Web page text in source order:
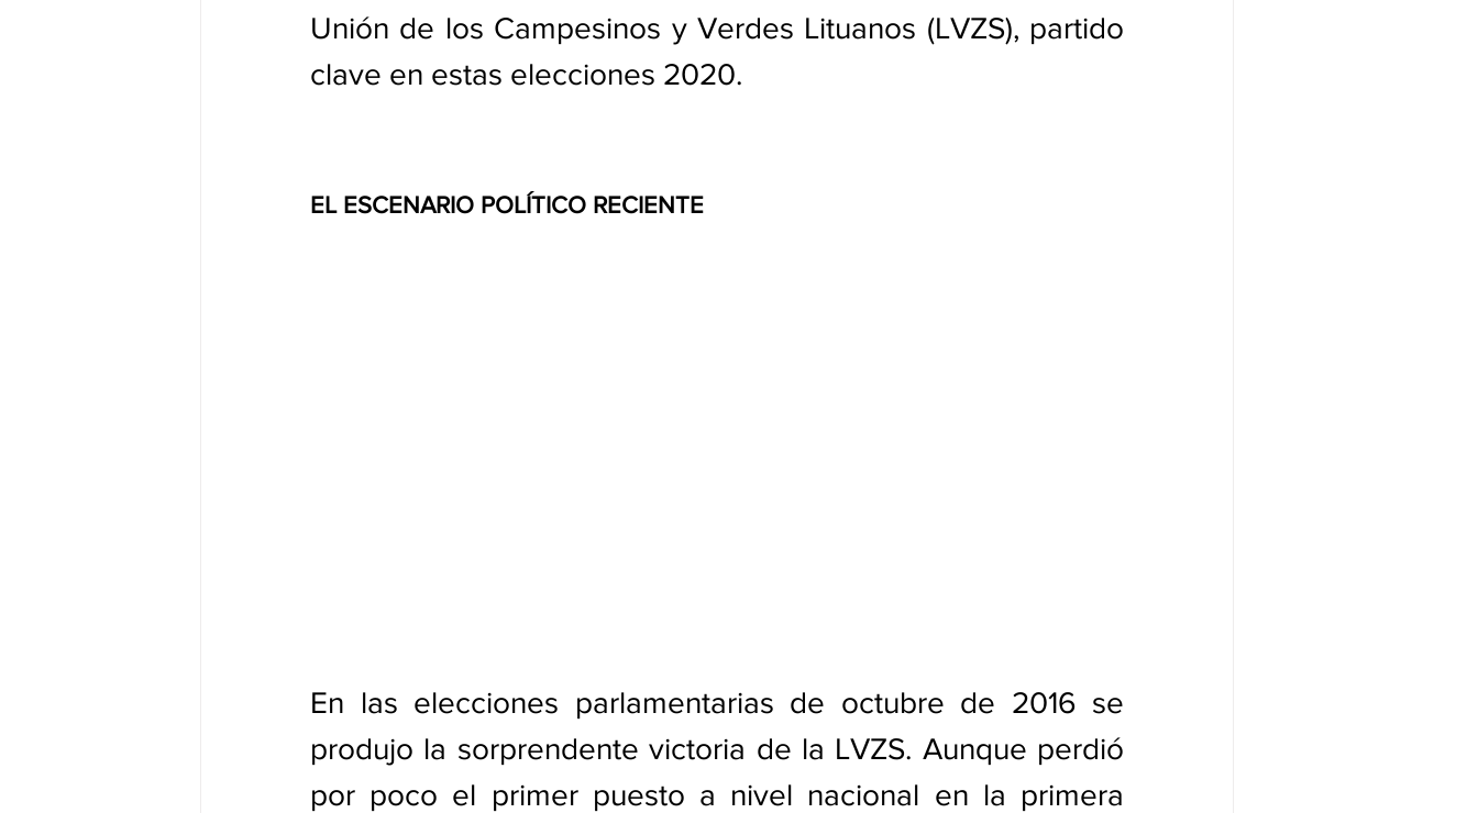
Unión de los Campesinos y Verdes Lituanos (LVZS), partido
clave en estas elecciones 2020.
EL ESCENARIO POLÍTICO RECIENTE
En las elecciones parlamentarias de octubre de 2016 se
produjo la sorprendente victoria de la LVZS. Aunque perdió
por poco el primer puesto a nivel nacional en la primera